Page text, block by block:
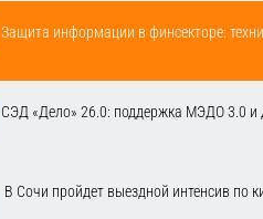
Защита информации в финсекторе:
СЭД «Дело» 26.0: поддержка МЭДО 3.0 и
В Сочи пройдет выездной интенсив по